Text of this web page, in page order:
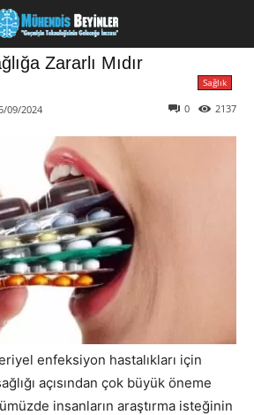
Zararlı Mıdır
Sağlık
09/2024 2137
0
enfeksiyon hastalıkları için
açısından çok büyük öneme
insanların araştırma isteğinin